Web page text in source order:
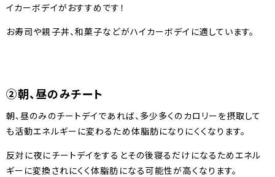
イカーボデイがおすすめです！
お寿司や親子丼、和菓子などがハイカーボデイに適しています。
②朝、昼のみチート
朝、昼のみのチートデイであれば、多少多くのカロリーを摂取して
も活動エネルギーに変わるため体脂肪になりにくくなります。
反対に夜にチートデイをするとその後寝るだけになるためエネル
ギーに変換されにくく体脂肪になる可能性が高くなります。